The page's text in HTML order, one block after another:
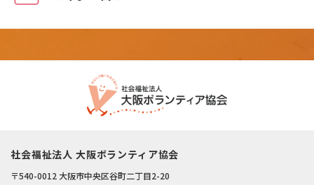
社会福祉法人 大阪ボランティア協会
〒540-0012 大阪市中央区谷町二丁目2-20